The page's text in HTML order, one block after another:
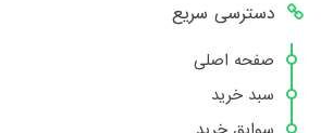
دسترسی سریع
صفحه اصلی
سبد خرید